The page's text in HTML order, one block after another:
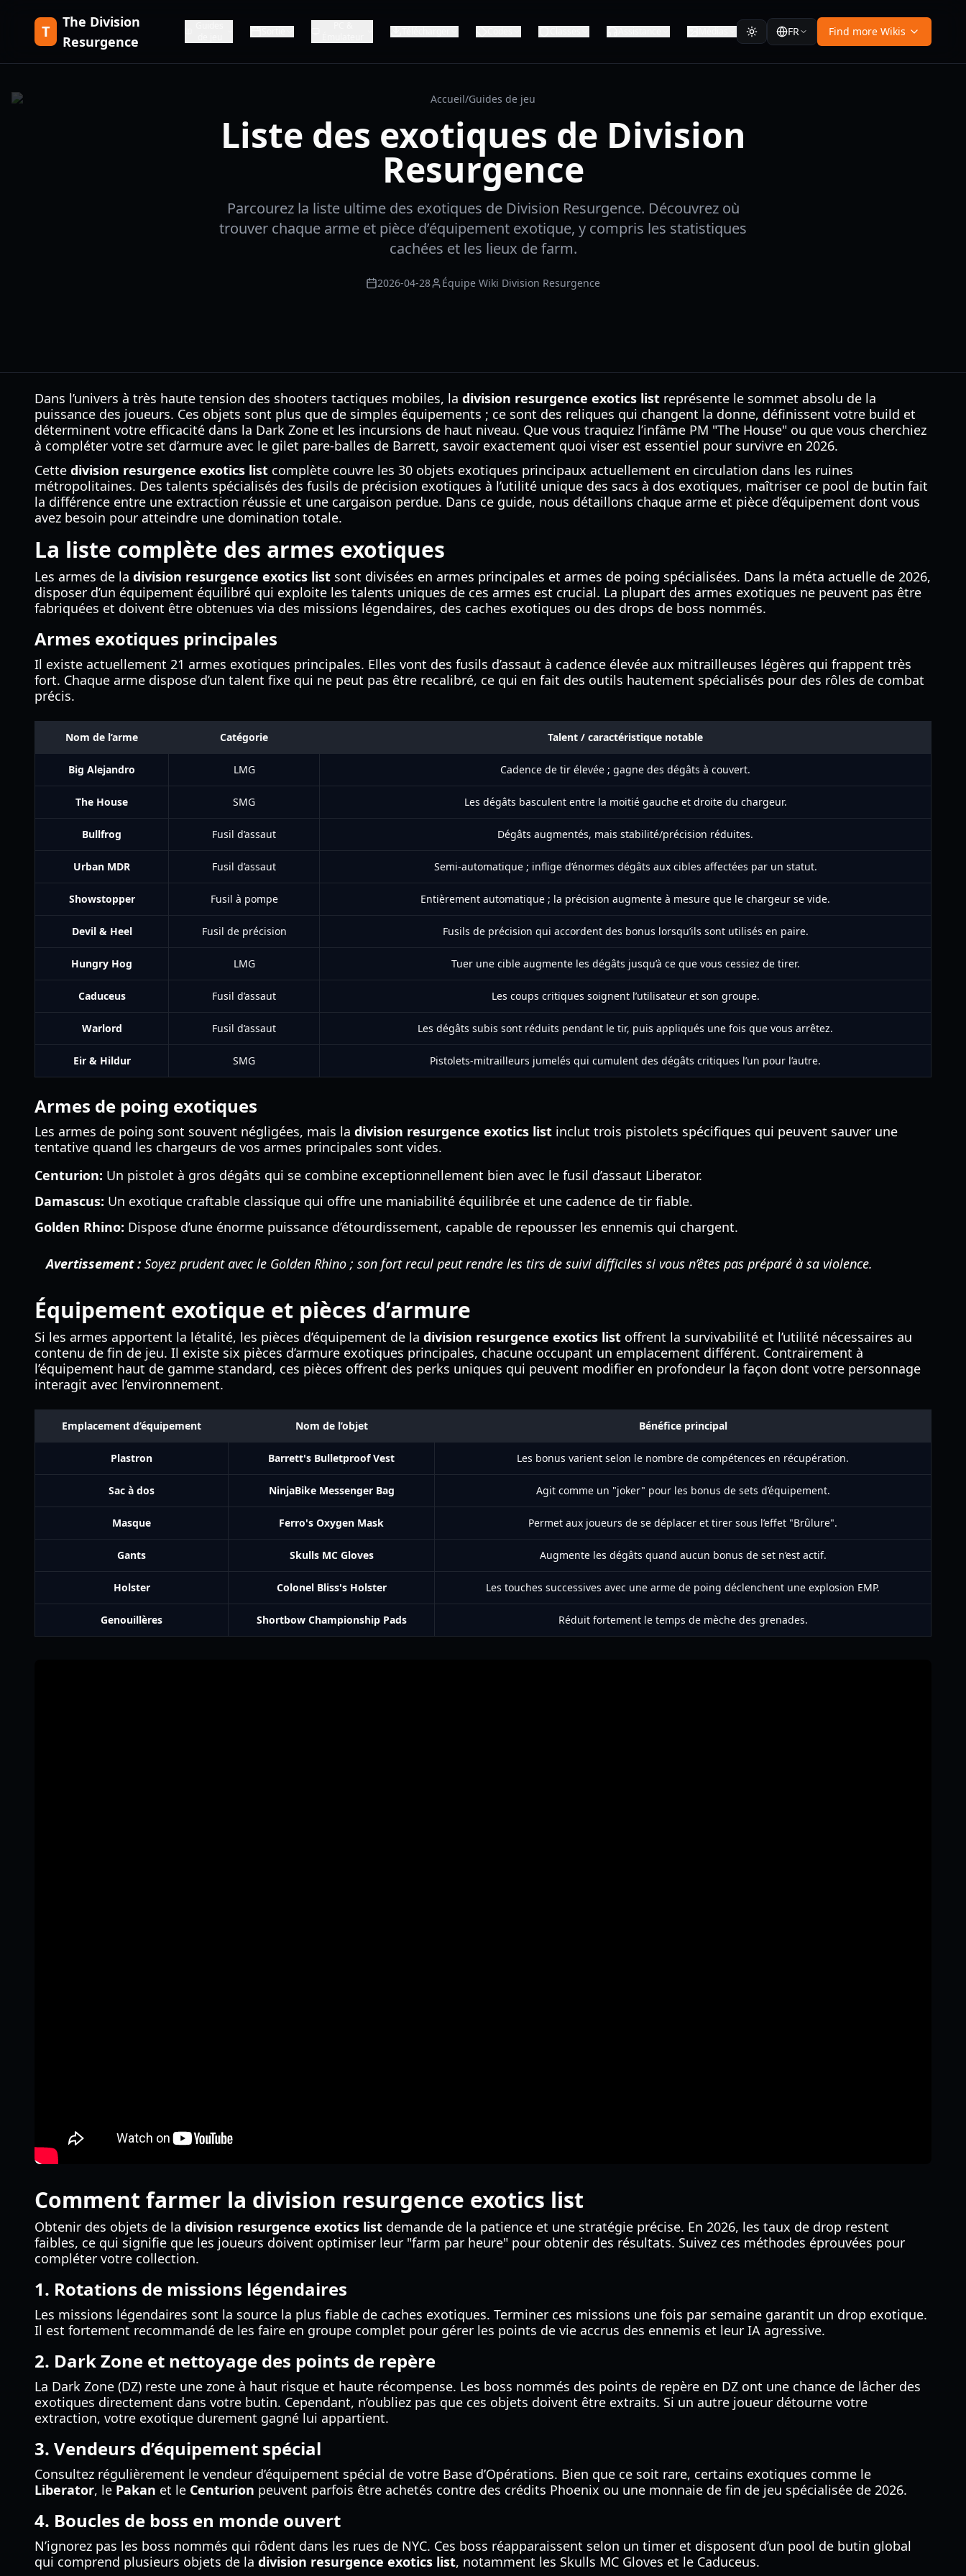
T
The Division
Resurgence
FR Find more Wikis
Accueil/Guides de jeu
Liste des exotiques de Division
Resurgence
Parcourez la liste ultime des exotiques de Division Resurgence. Découvrez où
trouver chaque arme et pièce d’équipement exotique, y compris les statistiques
cachées et les lieux de farm.
2026-04-28 Équipe Wiki Division Resurgence
Dans l’univers à très haute tension des shooters tactiques mobiles, la division resurgence exotics list représente le sommet absolu de la
puissance des joueurs. Ces objets sont plus que de simples équipements ; ce sont des reliques qui changent la donne, définissent votre build et
déterminent votre efficacité dans la Dark Zone et les incursions de haut niveau. Que vous traquiez l’infâme PM "The House" ou que vous cherchiez
à compléter votre set d’armure avec le gilet pare-balles de Barrett, savoir exactement quoi viser est essentiel pour survivre en 2026.
Cette division resurgence exotics list complète couvre les 30 objets exotiques principaux actuellement en circulation dans les ruines
métropolitaines. Des talents spécialisés des fusils de précision exotiques à l’utilité unique des sacs à dos exotiques, maîtriser ce pool de butin fait
la différence entre une extraction réussie et une cargaison perdue. Dans ce guide, nous détaillons chaque arme et pièce d’équipement dont vous
avez besoin pour atteindre une domination totale.
La liste complète des armes exotiques
Les armes de la division resurgence exotics list sont divisées en armes principales et armes de poing spécialisées. Dans la méta actuelle de 2026,
disposer d’un équipement équilibré qui exploite les talents uniques de ces armes est crucial. La plupart des armes exotiques ne peuvent pas être
fabriquées et doivent être obtenues via des missions légendaires, des caches exotiques ou des drops de boss nommés.
Armes exotiques principales
Il existe actuellement 21 armes exotiques principales. Elles vont des fusils d’assaut à cadence élevée aux mitrailleuses légères qui frappent très
fort. Chaque arme dispose d’un talent fixe qui ne peut pas être recalibré, ce qui en fait des outils hautement spécialisés pour des rôles de combat
précis.
Nom de l’arme Catégorie Talent / caractéristique notable
Big Alejandro LMG Cadence de tir élevée ; gagne des dégâts à couvert.
The House SMG Les dégâts basculent entre la moitié gauche et droite du chargeur.
Bullfrog Fusil d’assaut Dégâts augmentés, mais stabilité/précision réduites.
Urban MDR Fusil d’assaut Semi-automatique ; inflige d’énormes dégâts aux cibles affectées par un statut.
Showstopper Fusil à pompe Entièrement automatique ; la précision augmente à mesure que le chargeur se vide.
Devil & Heel Fusil de précision Fusils de précision qui accordent des bonus lorsqu’ils sont utilisés en paire.
Hungry Hog LMG Tuer une cible augmente les dégâts jusqu’à ce que vous cessiez de tirer.
Caduceus Fusil d’assaut Les coups critiques soignent l’utilisateur et son groupe.
Warlord Fusil d’assaut Les dégâts subis sont réduits pendant le tir, puis appliqués une fois que vous arrêtez.
Eir & Hildur SMG Pistolets-mitrailleurs jumelés qui cumulent des dégâts critiques l’un pour l’autre.
Armes de poing exotiques
Les armes de poing sont souvent négligées, mais la division resurgence exotics list inclut trois pistolets spécifiques qui peuvent sauver une
tentative quand les chargeurs de vos armes principales sont vides.
Centurion: Un pistolet à gros dégâts qui se combine exceptionnellement bien avec le fusil d’assaut Liberator.
Damascus: Un exotique craftable classique qui offre une maniabilité équilibrée et une cadence de tir fiable.
Golden Rhino: Dispose d’une énorme puissance d’étourdissement, capable de repousser les ennemis qui chargent.
Avertissement : Soyez prudent avec le Golden Rhino ; son fort recul peut rendre les tirs de suivi difficiles si vous n’êtes pas préparé à sa violence.
Équipement exotique et pièces d’armure
Si les armes apportent la létalité, les pièces d’équipement de la division resurgence exotics list offrent la survivabilité et l’utilité nécessaires au
contenu de fin de jeu. Il existe six pièces d’armure exotiques principales, chacune occupant un emplacement différent. Contrairement à
l’équipement haut de gamme standard, ces pièces offrent des perks uniques qui peuvent modifier en profondeur la façon dont votre personnage
interagit avec l’environnement.
Emplacement d’équipement Nom de l’objet Bénéfice principal
Plastron Barrett's Bulletproof Vest Les bonus varient selon le nombre de compétences en récupération.
Sac à dos NinjaBike Messenger Bag Agit comme un "joker" pour les bonus de sets d’équipement.
Masque Ferro's Oxygen Mask Permet aux joueurs de se déplacer et tirer sous l’effet "Brûlure".
Gants Skulls MC Gloves Augmente les dégâts quand aucun bonus de set n’est actif.
Holster Colonel Bliss's Holster Les touches successives avec une arme de poing déclenchent une explosion EMP.
Genouillères Shortbow Championship Pads Réduit fortement le temps de mèche des grenades.
Comment farmer la division resurgence exotics list
Obtenir des objets de la division resurgence exotics list demande de la patience et une stratégie précise. En 2026, les taux de drop restent
faibles, ce qui signifie que les joueurs doivent optimiser leur "farm par heure" pour obtenir des résultats. Suivez ces méthodes éprouvées pour
compléter votre collection.
1. Rotations de missions légendaires
Les missions légendaires sont la source la plus fiable de caches exotiques. Terminer ces missions une fois par semaine garantit un drop exotique.
Il est fortement recommandé de les faire en groupe complet pour gérer les points de vie accrus des ennemis et leur IA agressive.
2. Dark Zone et nettoyage des points de repère
La Dark Zone (DZ) reste une zone à haut risque et haute récompense. Les boss nommés des points de repère en DZ ont une chance de lâcher des
exotiques directement dans votre butin. Cependant, n’oubliez pas que ces objets doivent être extraits. Si un autre joueur détourne votre
extraction, votre exotique durement gagné lui appartient.
3. Vendeurs d’équipement spécial
Consultez régulièrement le vendeur d’équipement spécial de votre Base d’Opérations. Bien que ce soit rare, certains exotiques comme le
Liberator, le Pakan et le Centurion peuvent parfois être achetés contre des crédits Phoenix ou une monnaie de fin de jeu spécialisée de 2026.
4. Boucles de boss en monde ouvert
N’ignorez pas les boss nommés qui rôdent dans les rues de NYC. Ces boss réapparaissent selon un timer et disposent d’un pool de butin global
qui comprend plusieurs objets de la division resurgence exotics list, notamment les Skulls MC Gloves et le Caduceus.